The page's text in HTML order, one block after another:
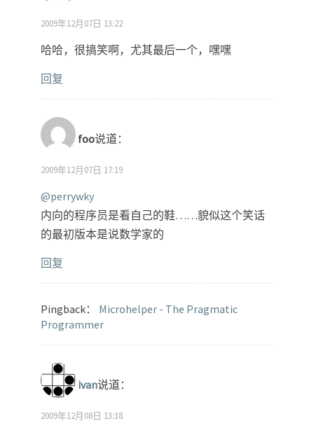
2009年12月07日 13:22
哈哈，很搞笑啊，尤其最后一个，嘿嘿
回复
foo说道：
2009年12月07日 17:19
@perrywky
内向的程序员是看自己的鞋……貌似这个笑话
的最初版本是说数学家的
回复
Pingback： Microhelper - The Pragmatic
Programmer
ivan说道：
2009年12月08日 13:38